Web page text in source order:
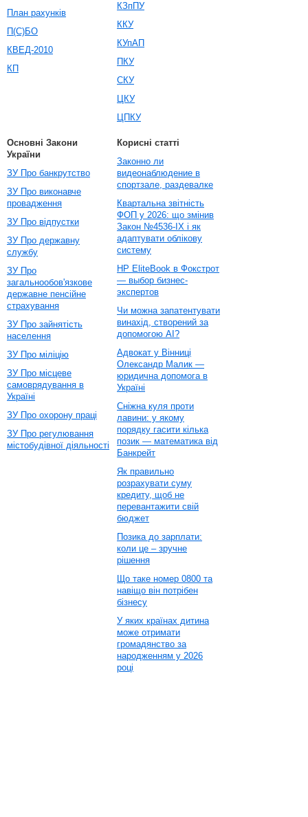
План рахунків
П(С)БО
КВЕД-2010
КП
КЗпПУ
ККУ
КУпАП
ПКУ
СКУ
ЦКУ
ЦПКУ
Основні Закони
України
ЗУ Про банкрутство
ЗУ Про виконавче
провадження
ЗУ Про відпустки
ЗУ Про державну
службу
ЗУ Про
загальнообов'язкове
державне пенсійне
страхування
ЗУ Про зайнятість
населення
ЗУ Про міліцію
ЗУ Про місцеве
самоврядування в
Україні
ЗУ Про охорону праці
ЗУ Про регулювання
містобудівної діяльності
Корисні статті
Законно ли
видеонаблюдение в
спортзале, раздевалке
Квартальна звітність
ФОП у 2026: що змінив
Закон №4536-IX і як
адаптувати облікову
систему
HP EliteBook в Фокстрот
— выбор бизнес-
экспертов
Чи можна запатентувати
винахід, створений за
допомогою AI?
Адвокат у Вінниці
Олександр Малик —
юридична допомога в
Україні
Сніжна куля проти
лавини: у якому
порядку гасити кілька
позик — математика від
Банкрейт
Як правильно
розрахувати суму
кредиту, щоб не
перевантажити свій
бюджет
Позика до зарплати:
коли це – зручне
рішення
Що таке номер 0800 та
навіщо він потрібен
бізнесу
У яких країнах дитина
може отримати
громадянство за
народженням у 2026
році